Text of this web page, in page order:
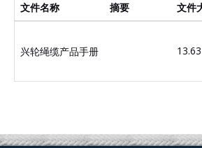
文件名称 摘要 文件
兴轮绳缆产品手册